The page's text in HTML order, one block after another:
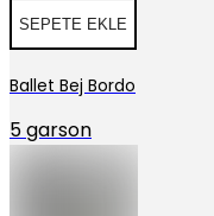
SEPETE EKLE
Ballet Bej Bordo
5 garson